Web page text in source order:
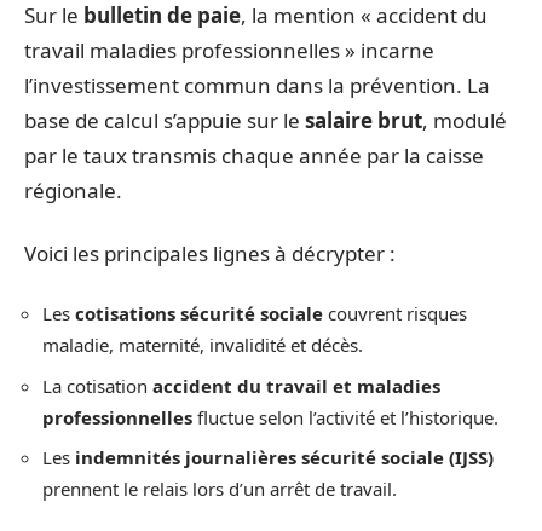
Sur le bulletin de paie, la mention « accident du
travail maladies professionnelles » incarne
l’investissement commun dans la prévention. La
base de calcul s’appuie sur le salaire brut, modulé
par le taux transmis chaque année par la caisse
régionale.
Voici les principales lignes à décrypter :
Les cotisations sécurité sociale couvrent risques
maladie, maternité, invalidité et décès.
La cotisation accident du travail et maladies
professionnelles fluctue selon l’activité et l’historique.
Les indemnités journalières sécurité sociale (IJSS)
prennent le relais lors d’un arrêt de travail.